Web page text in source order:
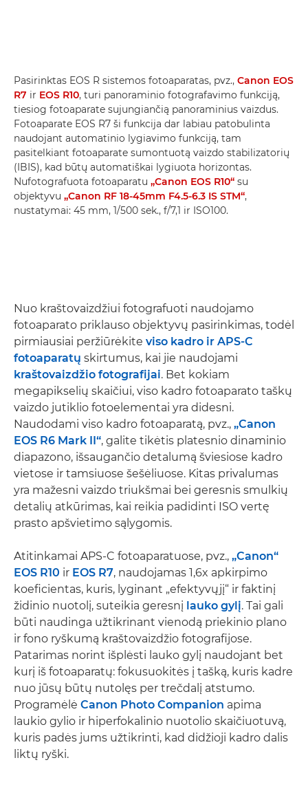
Pasirinktas EOS R sistemos fotoaparatas, pvz., Canon EOS
R7 ir EOS R10, turi panoraminio fotografavimo funkciją,
tiesiog fotoaparate sujungiančią panoraminius vaizdus.
Fotoaparate EOS R7 ši funkcija dar labiau patobulinta
naudojant automatinio lygiavimo funkciją, tam
pasitelkiant fotoaparate sumontuotą vaizdo stabilizatorių
(IBIS), kad būtų automatiškai lygiuota horizontas.
Nufotografuota fotoaparatu „Canon EOS R10“ su
objektyvu „Canon RF 18-45mm F4.5-6.3 IS STM“,
nustatymai: 45 mm, 1/500 sek., f/7,1 ir ISO100.
Nuo kraštovaizdžiui fotografuoti naudojamo
fotoaparato priklauso objektyvų pasirinkimas, todėl
pirmiausiai peržiūrėkite viso kadro ir APS-C
fotoaparatų skirtumus, kai jie naudojami
kraštovaizdžio fotografijai. Bet kokiam
megapikselių skaičiui, viso kadro fotoaparato taškų
vaizdo jutiklio fotoelementai yra didesni.
Naudodami viso kadro fotoaparatą, pvz., „Canon
EOS R6 Mark II“, galite tikėtis platesnio dinaminio
diapazono, išsaugančio detalumą šviesiose kadro
vietose ir tamsiuose šešėliuose. Kitas privalumas
yra mažesni vaizdo triukšmai bei geresnis smulkių
detalių atkūrimas, kai reikia padidinti ISO vertę
prasto apšvietimo sąlygomis.
Atitinkamai APS-C fotoaparatuose, pvz., „Canon“
EOS R10 ir EOS R7, naudojamas 1,6x apkirpimo
koeficientas, kuris, lyginant „efektyvųjį“ ir faktinį
židinio nuotolį, suteikia geresnį lauko gylį. Tai gali
būti naudinga užtikrinant vienodą priekinio plano
ir fono ryškumą kraštovaizdžio fotografijose.
Patarimas norint išplėsti lauko gylį naudojant bet
kurį iš fotoaparatų: fokusuokitės į tašką, kuris kadre
nuo jūsų būtų nutolęs per trečdalį atstumo.
Programėlė Canon Photo Companion apima
laukio gylio ir hiperfokalinio nuotolio skaičiuotuvą,
kuris padės jums užtikrinti, kad didžioji kadro dalis
liktų ryški.